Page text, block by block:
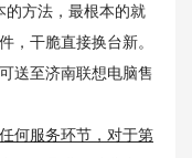
的方法，最根本的就
，干脆直接换台新。
送至济南联想电脑售
何服务环节，对于第